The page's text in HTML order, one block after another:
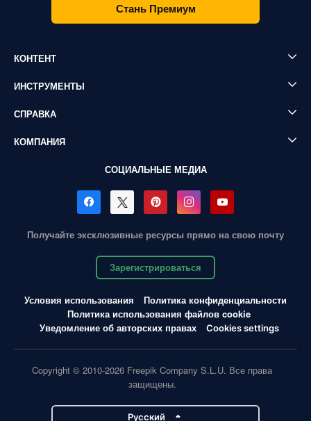
Стань Премиум
КОНТЕНТ
ИНСТРУМЕНТЫ
СПРАВКА
КОМПАНИЯ
СОЦИАЛЬНЫЕ МЕДИА
Получайте эксклюзивные ресурсы прямо на свою почту
Зарегистрироваться
Условия использования
Политика конфиденциальности
Политика использования файлов cookie
Уведомление об авторских правах
Cookies settings
Copyright © 2010-2026 Freepik Company S.L.U. Все права
защищены.
Pусский